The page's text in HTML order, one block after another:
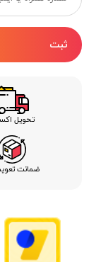
ثبت
تحویل
ضمانت